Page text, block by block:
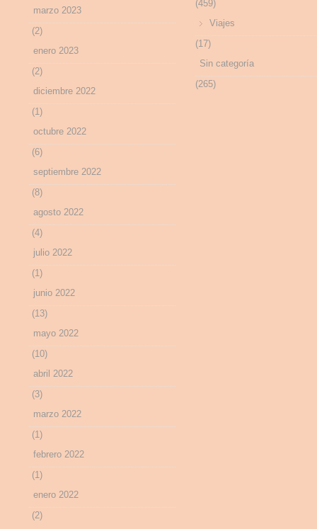
marzo 2023
(2)
enero 2023
(2)
diciembre 2022
(1)
octubre 2022
(6)
septiembre 2022
(8)
agosto 2022
(4)
julio 2022
(1)
junio 2022
(13)
mayo 2022
(10)
abril 2022
(3)
marzo 2022
(1)
febrero 2022
(1)
enero 2022
(2)
(459)
Viajes
(17)
Sin categoría
(265)